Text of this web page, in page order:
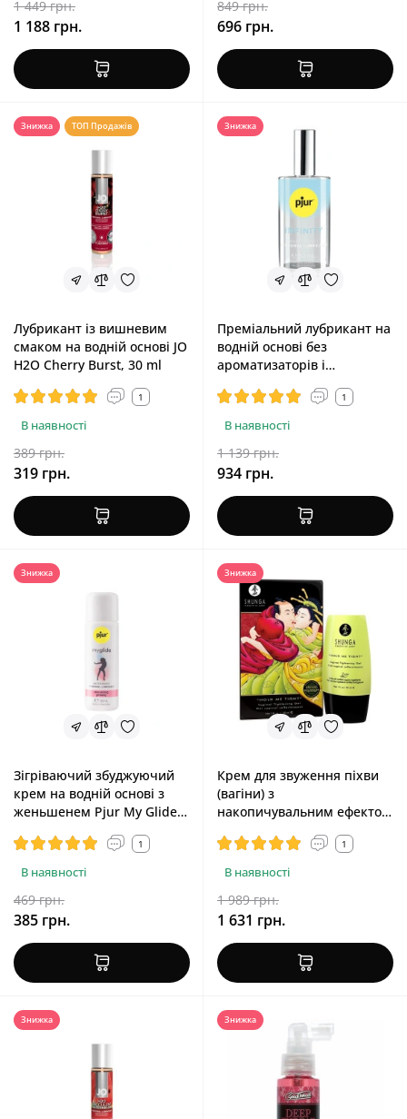
1 449 грн.
1 188 грн.
849 грн.
696 грн.
Знижка ТОП Продажів
Лубрикант із вишневим
смаком на водній основі JO
H2O Cherry Burst, 30 ml
1
В наявності
389 грн.
319 грн.
Знижка
Преміальний лубрикант на
водній основі без
ароматизаторів і
Water-Based, 50 ml 1
В наявності
1 139 грн.
934 грн.
Знижка
Зігріваючий збуджуючий
крем на водній основі з
женьшенем Pjur My Glide,
1
В наявності
469 грн.
385 грн.
Знижка
Крем для звуження піхви
(вагіни) з
накопичувальним ефектом
ml
1
В наявності
1 989 грн.
1 631 грн.
Знижка Знижка